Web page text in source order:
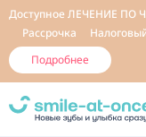
Доступное ЛЕЧЕНИЕ ПО
Рассрочка
Подробнее